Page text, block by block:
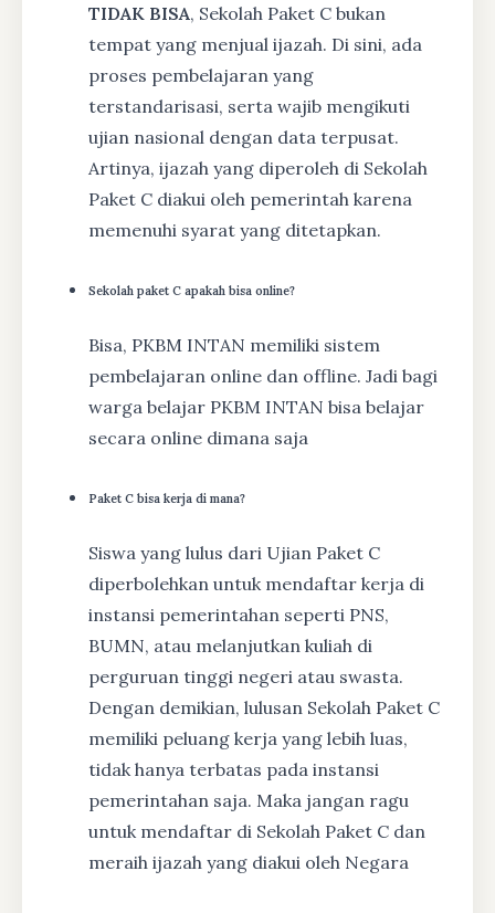
TIDAK BISA, Sekolah Paket C bukan
tempat yang menjual ijazah. Di sini, ada
proses pembelajaran yang
terstandarisasi, serta wajib mengikuti
ujian nasional dengan data terpusat.
Artinya, ijazah yang diperoleh di Sekolah
Paket C diakui oleh pemerintah karena
memenuhi syarat yang ditetapkan.
Sekolah paket C apakah bisa online?
Bisa, PKBM INTAN memiliki sistem
pembelajaran online dan offline. Jadi bagi
warga belajar PKBM INTAN bisa belajar
secara online dimana saja
Paket C bisa kerja di mana?
Siswa yang lulus dari Ujian Paket C
diperbolehkan untuk mendaftar kerja di
instansi pemerintahan seperti PNS,
BUMN, atau melanjutkan kuliah di
perguruan tinggi negeri atau swasta.
Dengan demikian, lulusan Sekolah Paket C
memiliki peluang kerja yang lebih luas,
tidak hanya terbatas pada instansi
pemerintahan saja. Maka jangan ragu
untuk mendaftar di Sekolah Paket C dan
meraih ijazah yang diakui oleh Negara